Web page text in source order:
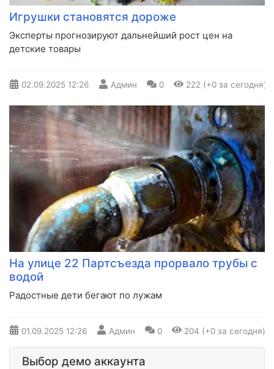
Игрушки становятся дороже
Эксперты прогнозируют дальнейший рост цен на
детские товары
02.09.2025 12:26 Админ 0 222 (+0 за сегодня)
На улице 22 Партсъезда прорвало трубы с
водой
Радостные дети бегают по лужам
01.09.2025 12:26 Админ 0 204 (+0 за сегодня)
Выбор демо аккаунта